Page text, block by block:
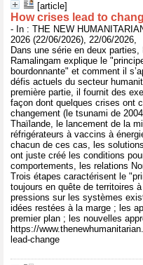
[article]
How crises lead to
- In : THE NEW
2026 (22/06/2026), 22/06/2026,
Dans une série en deux parties,
Ramalingam explique le
bourdonnante" et comment il
défis actuels du secteur
première partie, il fournit des
façon dont quelques crises ont
changement (le tsunami de
Thaïlande, le lancement de la
réfrigérateurs à vaccins à
chacun de ces cas, les
ont juste créé les conditions
comportements, les relations
Trois étapes caractérisent le
toujours en quête de territoires
pressions sur les systèmes
idées restées à la marge ; les
premier plan ; les nouvelles
https://
lead-change